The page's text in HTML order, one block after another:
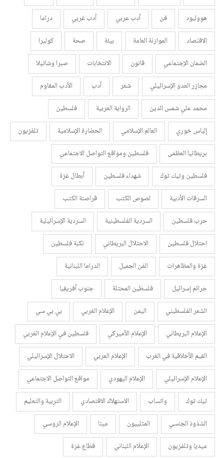
هووليود
فن أدب عربي أدب غربي
دراما
الاقتصاد
الموازنة العامة بيئة صحة
كوليرا
الضمان الإجتماعي
قانون الانتخابات
صبرا وشاتيلا
مجازر العدو الإسرائيلي
شعر أدب
الأدب المقاوم
محمد علي شمس الدين
الرواية العربية
فلسطين
إلياس خوري
العالم الإسلامي الحضارة الإسلامية
تلفزيون
بريطانيا العظمى
فلسطين ومواقع التواصل الاجتماعي
فلسطين وتيك توك
شهداء فلسطين
أبطال غزة
السرقات الأدبية
لصوص الكتب
قراصنة الكتب
حرب فلسطين
السردية الفلسطينية
السردية الإسرائيلية
احتلال فلسطين
الاحتلال البريطاني
نكبة فلسطين
غزة والمظاهرات
الفن الجميل
الدراما اللبنانية
جرائم إسرائيل
فلسطين المحتلة
جنوب أفريقيا
الشعر الفلسطيني
اليمن الإعلام الغربي
بي بي سي
الإعلام البريطاني
الإعلام الأميركي
فلسطين في الإعلام الغربي
القيم الأخلاقية في الغرب
الإعلام العربي
الاحتلال الإسرائيلي
الإعلام الإسرائيلي
الإعلام اليهودي
مواقع التواصل الاجتماعي
تيك توك
واتساب الاستهلاك الاقتصادي
التربية والتعليم
الشذوذ الجنسي
المثلييون ميتا
الإعلام الروسي
ميديا وتلفزيون
الإعلام اللبناني
قطاع غزة